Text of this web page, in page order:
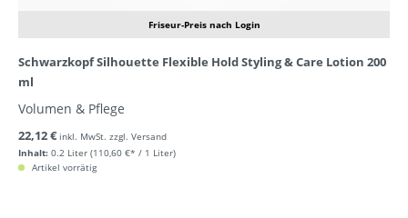
Friseur-Preis nach Login
Schwarzkopf Silhouette Flexible Hold Styling & Care Lotion 200
ml
Volumen & Pflege
Inhalt: 0.2 Liter (110,60 €* / 1 Liter)
22,12 € inkl. MwSt. zzgl. Versand
Artikel vorrätig